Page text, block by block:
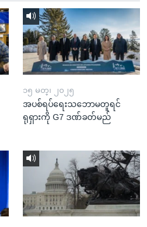
၁၅ မတ္၊ ၂၀၂၅
အပစ်ရပ်ရေးသဘောမတူရင်
ရုရှားကို G7 ဒဏ်ခတ်မည်